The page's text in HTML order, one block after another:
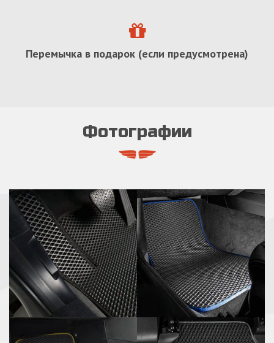
Перемычка в подарок (если предусмотрена)
Фотографии